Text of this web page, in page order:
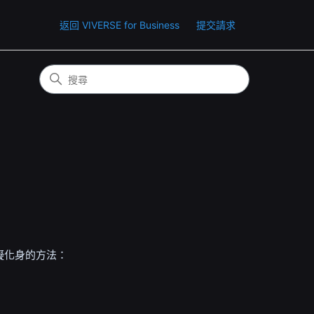
返回 VIVERSE for Business 提交請求
身的方法：